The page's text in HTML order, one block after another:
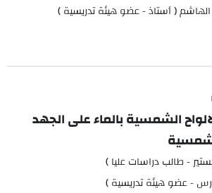
( أستاذ - عضو هيئة تدريسية )
الشمسية بالماء على الجهد
- طالب دراسات عليا )
- عضو هيئة تدريسية )